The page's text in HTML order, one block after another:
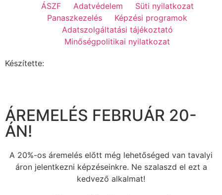
ÁSZF Adatvédelem
Süti nyilatkozat
Panaszkezelés
Képzési programok
Adatszolgáltatási tájékoztató
Minőségpolitikai nyilatkozat
Készítette:
ÁREMELÉS FEBRUÁR 20-
ÁN!
A 20%-os áremelés előtt még lehetőséged van tavalyi
áron jelentkezni képzéseinkre. Ne szalaszd el ezt a
kedvező alkalmat!